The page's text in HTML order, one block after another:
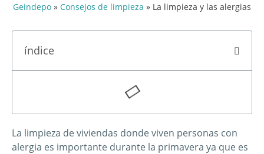
Geindepo » Consejos de limpieza » La limpieza y las alergias
índice
La limpieza de viviendas donde viven personas con
alergia es importante durante la primavera ya que es